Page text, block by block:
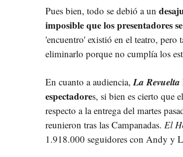
Pues bien, todo se debió a un
imposible que los presentadores
'encuentro' existió en el teatro,
eliminarlo porque no cumplía los
En cuanto a audiencia, La Revuelta
espectadores, si bien es cierto que
respecto a la entrega del martes
reunieron tras las Campanadas. El
1.918.000 seguidores con Andy y